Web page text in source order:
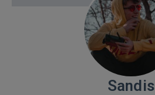
Sandis